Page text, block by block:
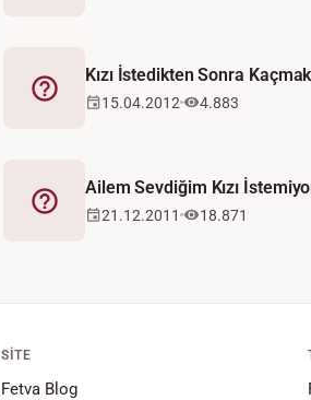
Fetva
Kızı İstedikten Sonra Kaçmak
15.04.2012 4.883
Fetva
Ailem Sevdiğim Kızı
21.12.2011 18.871
SITE
Fetva Blog